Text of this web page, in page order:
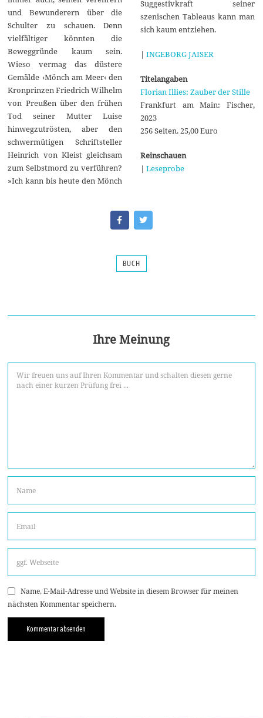
und Bewunderern über die
Schulter zu schauen. Denn
vielfältiger könnten die
Beweggründe kaum sein.
Wieso vermag das düstere
Gemälde ›Mönch am Meer‹ den
Kronprinzen Friedrich Wilhelm
von Preußen über den frühen
Tod seiner Mutter Luise
hinwegzutrösten, aber den
schwermütigen Schriftsteller
Heinrich von Kleist gleichsam
zum Selbstmord zu verführen?
»Ich kann bis heute den Mönch
Suggestivkraft seiner
szenischen Tableaus kann man
sich kaum entziehen.
| INGEBORG JAISER
Titelangaben
Florian Illies: Zauber der Stille
Frankfurt am Main: Fischer,
2023
256 Seiten. 25,00 Euro
Reinschauen
| Leseprobe
BUCH
Ihre Meinung
Name, E-Mail-Adresse und Website in diesem Browser für meinen
nächsten Kommentar speichern.